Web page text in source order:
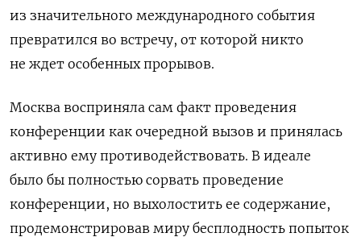
из значительного международного события
превратился во встречу, от которой никто
не ждет особенных прорывов.
Москва восприняла сам факт проведения
конференции как очередной вызов и принялась
активно ему противодействовать. В идеале
было бы полностью сорвать проведение
конференции, но выхолостить ее содержание,
продемонстрировав миру бесплодность попыток